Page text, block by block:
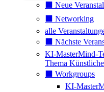
⬛️ Neue
⬛️ Networking
alle
⬛️ Nächste
KI-MasterMind-
Thema
⬛️ Workgroups
KI-